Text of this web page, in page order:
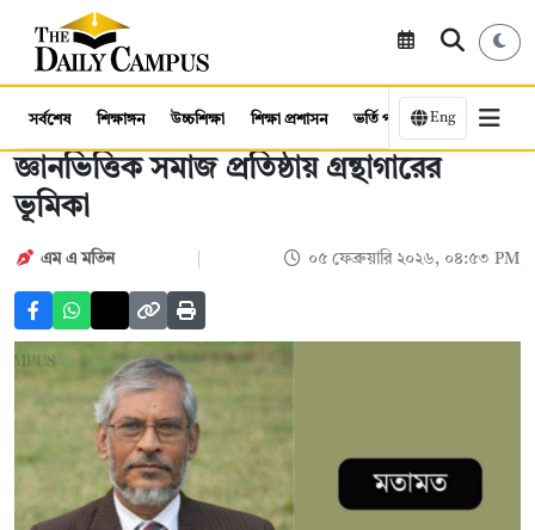
সর্বশেষ শিক্ষাঙ্গন উচ্চশিক্ষা শিক্ষা প্রশাসন ভর্তি পরীক্ষা কর্মসংস্থান
Eng
জ্ঞানভিত্তিক সমাজ প্রতিষ্ঠায় গ্রন্থাগারের
ভূমিকা
এম এ মতিন ০৫ ফেব্রুয়ারি ২০২৬, ০৪:৫৩ PM